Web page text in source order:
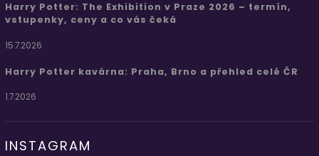
Harry Potter: The Exhibition v Praze 2026 – termín,
vstupenky, ceny a co vás čeká
15.7.2026
Harry Potter kavárna: Praha, Brno a přehled celé ČR
1.7.2026
INSTAGRAM